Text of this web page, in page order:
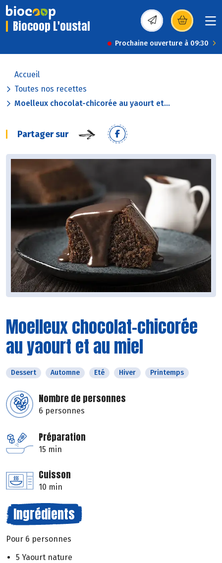
Biocoop L'oustal (s’ouvre dans une
Prochaine ouverture à 09:30
Accueil
Toutes nos recettes
Moelleux chocolat-chicorée au yaourt et...
Partager sur
Moelleux chocolat-chicorée
au yaourt et au miel
Dessert Automne Eté Hiver Printemps
Nombre de personnes
6 personnes
Préparation
15 min
Cuisson
10 min
Ingrédients
Pour 6 personnes
5 Yaourt nature